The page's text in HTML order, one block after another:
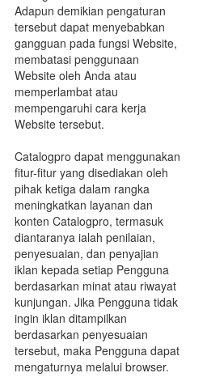
Adapun demikian pengaturan
tersebut dapat menyebabkan
gangguan pada fungsi Website,
membatasi penggunaan
Website oleh Anda atau
memperlambat atau
mempengaruhi cara kerja
Website tersebut.
Catalogpro dapat menggunakan
fitur-fitur yang disediakan oleh
pihak ketiga dalam rangka
meningkatkan layanan dan
konten Catalogpro, termasuk
diantaranya ialah penilaian,
penyesuaian, dan penyajian
iklan kepada setiap Pengguna
berdasarkan minat atau riwayat
kunjungan. Jika Pengguna tidak
ingin iklan ditampilkan
berdasarkan penyesuaian
tersebut, maka Pengguna dapat
mengaturnya melalui browser.